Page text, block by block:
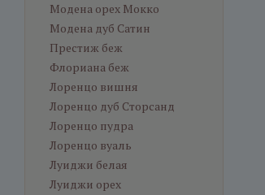
Модена орех Мокко
Модена дуб Сатин
Престиж беж
Флориана беж
Лоренцо вишня
Лоренцо дуб Сторсанд
Лоренцо пудра
Лоренцо вуаль
Луиджи белая
Луиджи орех